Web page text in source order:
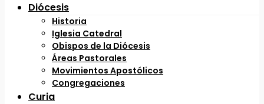
Diócesis
Historia
Iglesia Catedral
Obispos de la Diócesis
Áreas Pastorales
Movimientos Apostólicos
Congregaciones
Curia